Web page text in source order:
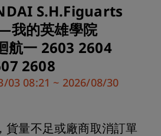
S.H.Figuarts
我的英雄學院
航一 2603 2604
2608
03 08:21 ~ 2026/08/30
量不足或廠商取消訂單